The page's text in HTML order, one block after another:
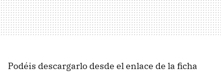
Podéis descargarlo desde el enlace de la ficha